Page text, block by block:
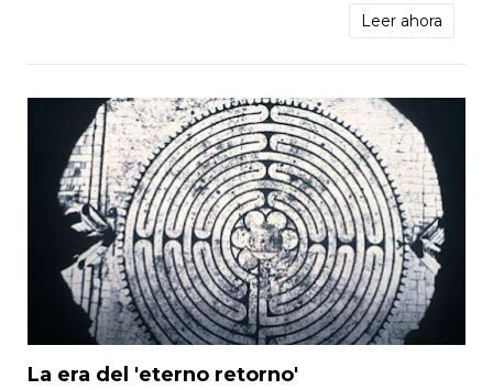
Leer ahora

La era del 'eterno retorno'
Tragedia